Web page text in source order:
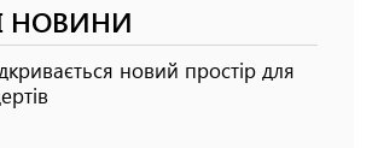
НОВИНИ
новий простір для